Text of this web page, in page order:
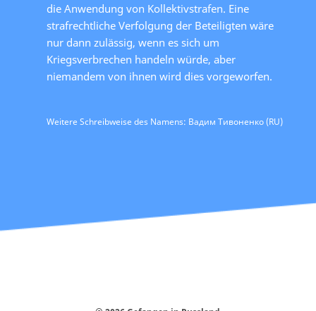
die Anwendung von Kollektivstrafen. Eine
strafrechtliche Verfolgung der Beteiligten wäre
nur dann zulässig, wenn es sich um
Kriegsverbrechen handeln würde, aber
niemandem von ihnen wird dies vorgeworfen.
Weitere Schreibweise des Namens: Вадим Тивоненко (RU)